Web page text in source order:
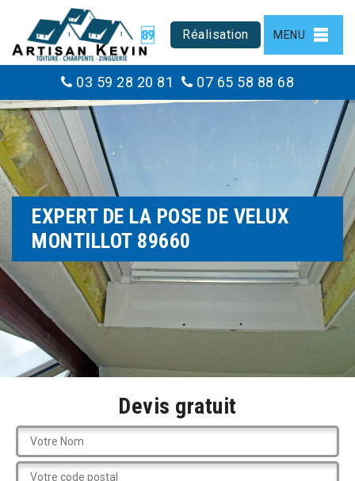
Réalisation MENU
03 59 28 20 81 07 65 58 88 68
EXPERT DE LA POSE DE VELUX
MONTILLOT 89660
Devis gratuit